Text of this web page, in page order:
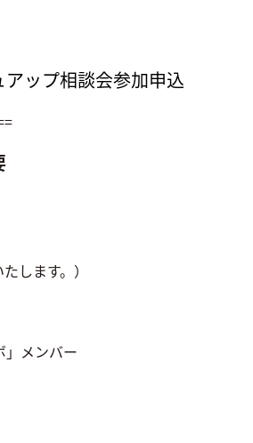
アップ相談会参加申込
します。）
」メンバー